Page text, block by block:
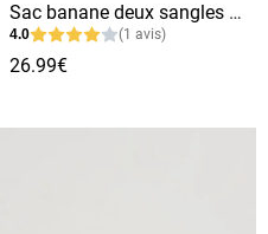
Sac banane deux sangles amovibles femme
4.0 (1 avis)
26.99€